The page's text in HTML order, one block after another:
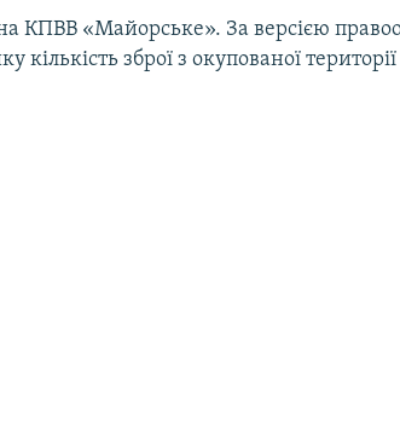
КПВВ «Майорське». За версією
кількість зброї з окупованої